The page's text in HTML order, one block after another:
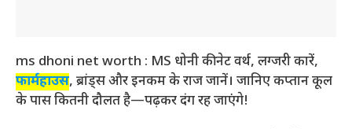
ms dhoni net worth : MS धोनी की नेट वर्थ, लग्जरी कारें,
फार्महाउस, ब्रांड्स और इनकम के राज जानें। जानिए कप्तान कूल
के पास कितनी दौलत है—पढ़कर दंग रह जाएंगे!